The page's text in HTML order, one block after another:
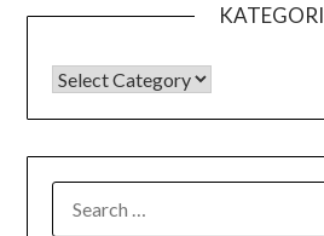
KATEGORI
KATEGORI
FOR: